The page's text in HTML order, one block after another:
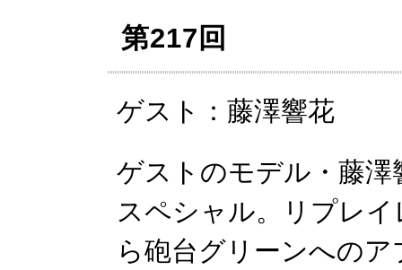
第217回
ゲスト：藤澤響花
ゲストのモデル・藤
スペシャル。リプレ
ら砲台グリーンへの